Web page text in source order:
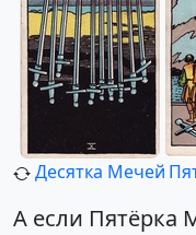
Десятка Мечей
А если Пятёрка